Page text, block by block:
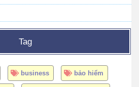
Tag
business bảo hiểm